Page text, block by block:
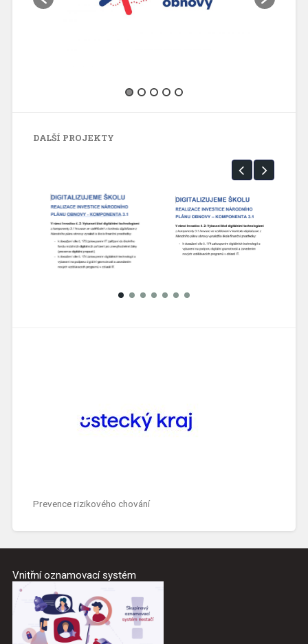
DALŠÍ PROJEKTY
Prevence rizikového chování
Vnitřní oznamovací systém